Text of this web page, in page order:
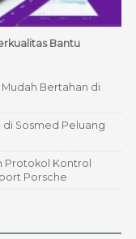
Bantu
Bertahan di
Sosmed Peluang
Protokol Kontrol
Porsche